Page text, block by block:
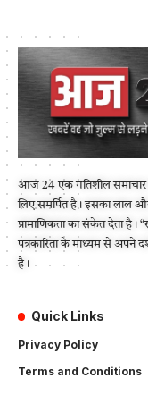
आज 24 एक गतिशील समाचार
लिए समर्पित है। इसका लाल
प्रामाणिकता का संकेत देता
पत्रकारिता के माध्यम से अपने
है।
Quick Links
Privacy Policy
Terms and Conditions